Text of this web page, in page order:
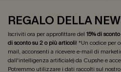
REGALO DELLA
Iscriviti ora per approfittare del 15% di
di sconto su 2 o più articoli! *Un codice per
mail, acconsenti a ricevere e-mail di
dall'intelligenza artificiale) da Cupshe e
Potremmo utilizzare i dati raccolti sul